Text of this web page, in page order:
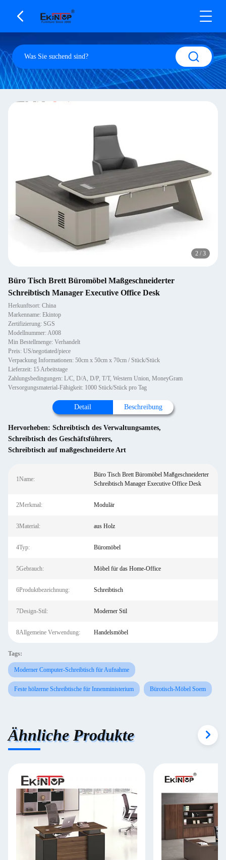
2 / 3
Büro Tisch Brett Büromöbel Maßgeschneiderter
Schreibtisch Manager Executive Office Desk
Herkunftsort: China
Markenname: Ekintop
Zertifizierung: SGS
Modellnummer: A008
Min Bestellmenge: Verhandelt
Preis: US/negotiated/piece
Verpackung Informationen: 50cm x 50cm x 70cm / Stück/Stück
Lieferzeit: 15 Arbeitstage
Zahlungsbedingungen: L/C, D/A, D/P, T/T, Western Union, MoneyGram
Versorgungsmaterial-Fähigkeit: 1000 Stück/Stück pro Tag
Detail Beschreibung
Hervorheben: Schreibtisch des Verwaltungsamtes,
Schreibtisch des Geschäftsführers,
Schreibtisch auf maßgeschneiderte Art
1Name:
Büro Tisch Brett Büromöbel Maßgeschneiderter
Schreibtisch Manager Executive Office Desk
2Merkmal: Modulär
3Material: aus Holz
4Typ: Büromöbel
5Gebrauch: Möbel für das Home-Office
6Produktbezeichnung: Schreibtisch
7Design-Stil: Moderner Stil
8Allgemeine Verwendung: Handelsmöbel
Tags:
Moderner Computer-Schreibtisch für Aufnahme
Feste hölzerne Schreibtische für Innenministerium Bürotisch-Möbel Soem
Ähnliche Produkte